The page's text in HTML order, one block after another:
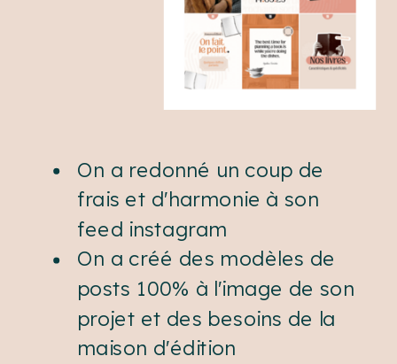
On a redonné un coup de
frais et d'harmonie à son
feed instagram
On a créé des modèles de
posts 100% à l'image de son
projet et des besoins de la
maison d'édition